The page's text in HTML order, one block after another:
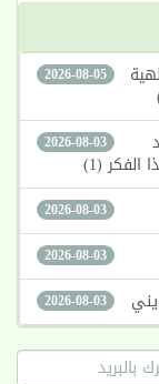
2026-08-05
2026-08-03
2026-08-03
2026-08-03
2026-08-03